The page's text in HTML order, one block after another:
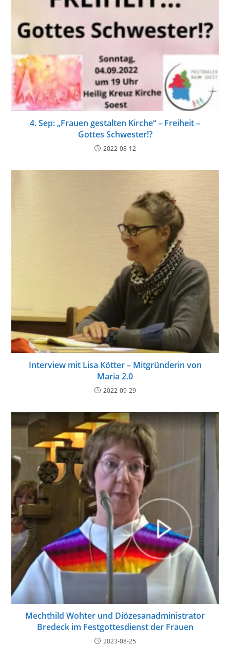
4. Sep: „Frauen gestalten Kirche“ – Freiheit –
Gottes Schwester!?
2022-08-12
Interview mit Lisa Kötter – Mitgründerin von
Maria 2.0
2022-09-29
Mechthild Wohter und Diözesanadministrator
Bredeck im Festgottesdienst der Frauen
2023-08-25